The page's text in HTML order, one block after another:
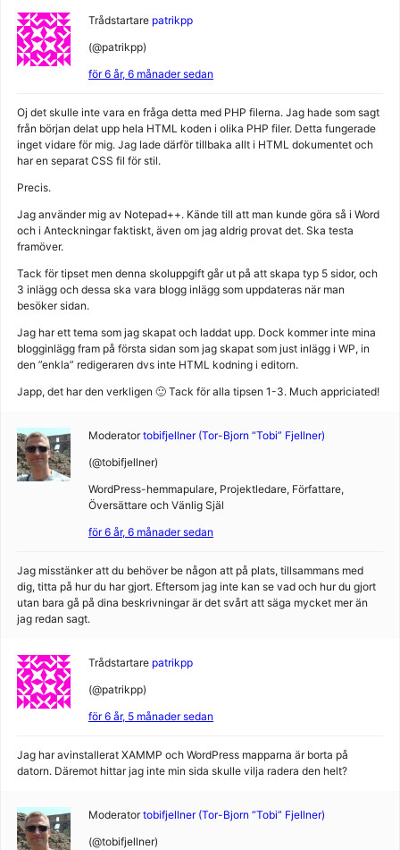
Trådstartare patrikpp
(@patrikpp)
för 6 år, 6 månader sedan
Oj det skulle inte vara en fråga detta med PHP filerna. Jag hade som sagt
från början delat upp hela HTML koden i olika PHP filer. Detta fungerade
inget vidare för mig. Jag lade därför tillbaka allt i HTML dokumentet och
har en separat CSS fil för stil.
Precis.
Jag använder mig av Notepad++. Kände till att man kunde göra så i Word
och i Anteckningar faktiskt, även om jag aldrig provat det. Ska testa
framöver.
Tack för tipset men denna skoluppgift går ut på att skapa typ 5 sidor, och
3 inlägg och dessa ska vara blogg inlägg som uppdateras när man
besöker sidan.
Jag har ett tema som jag skapat och laddat upp. Dock kommer inte mina
blogginlägg fram på första sidan som jag skapat som just inlägg i WP, in
den ”enkla” redigeraren dvs inte HTML kodning i editorn.
Japp, det har den verkligen 🙂 Tack för alla tipsen 1-3. Much appriciated!
Moderator tobifjellner (Tor-Bjorn “Tobi” Fjellner)
(@tobifjellner)
WordPress-hemmapulare, Projektledare, Författare,
Översättare och Vänlig Själ
för 6 år, 6 månader sedan
Jag misstänker att du behöver be någon att på plats, tillsammans med
dig, titta på hur du har gjort. Eftersom jag inte kan se vad och hur du gjort
utan bara gå på dina beskrivningar är det svårt att säga mycket mer än
jag redan sagt.
Trådstartare patrikpp
(@patrikpp)
för 6 år, 5 månader sedan
Jag har avinstallerat XAMMP och WordPress mapparna är borta på
datorn. Däremot hittar jag inte min sida skulle vilja radera den helt?
Moderator tobifjellner (Tor-Bjorn “Tobi” Fjellner)
(@tobifjellner)